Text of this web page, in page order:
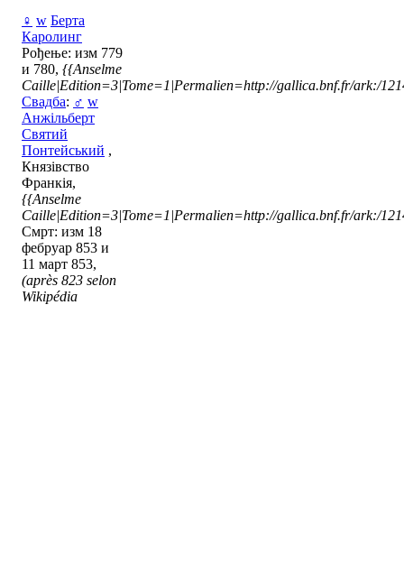
♀ w Берта
Каролинг
Рођење: изм 779
и 780, {{Anselme
Caille|Edition=3|Tome=1|Permalien=http://gallica.bnf.fr/ark:/
Свадба: ♂ w
Анжільберт
Святий
Понтейський ,
Князівство
Франкія,
{{Anselme
Caille|Edition=3|Tome=1|Permalien=http://gallica.bnf.fr/ark:/
Смрт: изм 18
фебруар 853 и
11 март 853,
(après 823 selon
Wikipédia